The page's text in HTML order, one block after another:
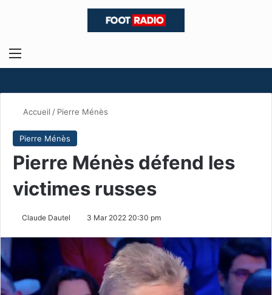
Menu
Accueil / Pierre Ménès
Pierre Ménès
Pierre Ménès défend les
victimes russes
Claude Dautel 3 Mar 2022 20:30 pm